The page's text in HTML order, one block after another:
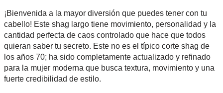
¡Bienvenida a la mayor diversión que puedes tener con tu
cabello! Este shag largo tiene movimiento, personalidad y la
cantidad perfecta de caos controlado que hace que todos
quieran saber tu secreto. Este no es el típico corte shag de
los años 70; ha sido completamente actualizado y refinado
para la mujer moderna que busca textura, movimiento y una
fuerte credibilidad de estilo.